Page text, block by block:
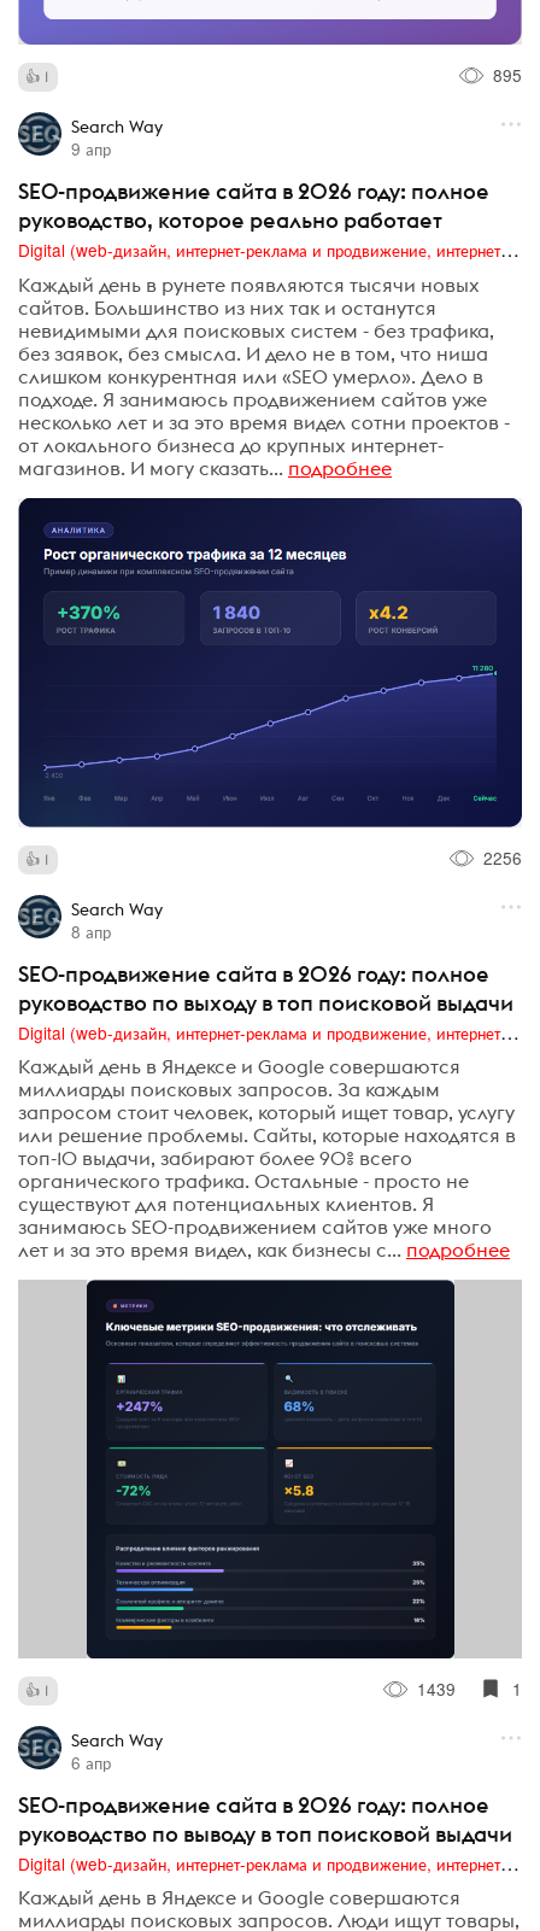
1 895
Search Way
9 апр
SEO-продвижение сайта в 2026 году: полное
руководство, которое реально работает
Digital (web-дизайн, интернет-реклама и продвижение, интернет-сообщества и блоги, интернет-коммуникации, мобильный маркетинг, реклама на цифровых экранах)
Каждый день в рунете появляются тысячи новых
сайтов. Большинство из них так и останутся
невидимыми для поисковых систем - без трафика,
без заявок, без смысла. И дело не в том, что ниша
слишком конкурентная или «SEO умерло». Дело в
подходе. Я занимаюсь продвижением сайтов уже
несколько лет и за это время видел сотни проектов -
от локального бизнеса до крупных интернет-
магазинов. И могу сказать... подробнее
1 2256
Search Way
8 апр
SEO-продвижение сайта в 2026 году: полное
руководство по выходу в топ поисковой выдачи
Digital (web-дизайн, интернет-реклама и продвижение, интернет-сообщества и блоги, интернет-коммуникации, мобильный маркетинг, реклама на цифровых экранах)
Каждый день в Яндексе и Google совершаются
миллиарды поисковых запросов. За каждым
запросом стоит человек, который ищет товар, услугу
или решение проблемы. Сайты, которые находятся в
топ-10 выдачи, забирают более 90% всего
органического трафика. Остальные - просто не
существуют для потенциальных клиентов. Я
занимаюсь SEO-продвижением сайтов уже много
лет и за это время видел, как бизнесы с... подробнее
1 1439 1
Search Way
6 апр
SEO-продвижение сайта в 2026 году: полное
руководство по выводу в топ поисковой выдачи
Digital (web-дизайн, интернет-реклама и продвижение, интернет-сообщества и блоги, интернет-коммуникации, мобильный маркетинг, реклама на цифровых экранах)
Каждый день в Яндексе и Google совершаются
миллиарды поисковых запросов. Люди ищут товары,